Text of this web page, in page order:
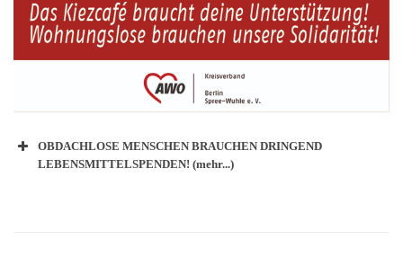
OBDACHLOSE MENSCHEN BRAUCHEN DRINGEND
LEBENSMITTELSPENDEN! (mehr...)